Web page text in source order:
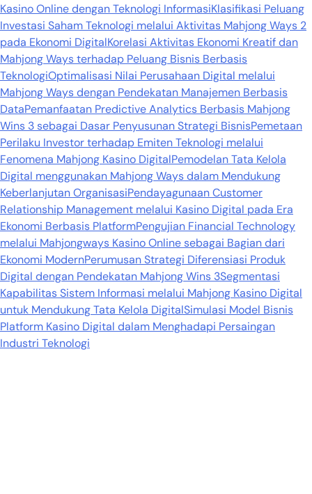
Kasino Online dengan Teknologi InformasiKlasifikasi Peluang
Investasi Saham Teknologi melalui Aktivitas Mahjong Ways 2
pada Ekonomi DigitalKorelasi Aktivitas Ekonomi Kreatif dan
Mahjong Ways terhadap Peluang Bisnis Berbasis
TeknologiOptimalisasi Nilai Perusahaan Digital melalui
Mahjong Ways dengan Pendekatan Manajemen Berbasis
DataPemanfaatan Predictive Analytics Berbasis Mahjong
Wins 3 sebagai Dasar Penyusunan Strategi BisnisPemetaan
Perilaku Investor terhadap Emiten Teknologi melalui
Fenomena Mahjong Kasino DigitalPemodelan Tata Kelola
Digital menggunakan Mahjong Ways dalam Mendukung
Keberlanjutan OrganisasiPendayagunaan Customer
Relationship Management melalui Kasino Digital pada Era
Ekonomi Berbasis PlatformPengujian Financial Technology
melalui Mahjongways Kasino Online sebagai Bagian dari
Ekonomi ModernPerumusan Strategi Diferensiasi Produk
Digital dengan Pendekatan Mahjong Wins 3Segmentasi
Kapabilitas Sistem Informasi melalui Mahjong Kasino Digital
untuk Mendukung Tata Kelola DigitalSimulasi Model Bisnis
Platform Kasino Digital dalam Menghadapi Persaingan
Industri Teknologi